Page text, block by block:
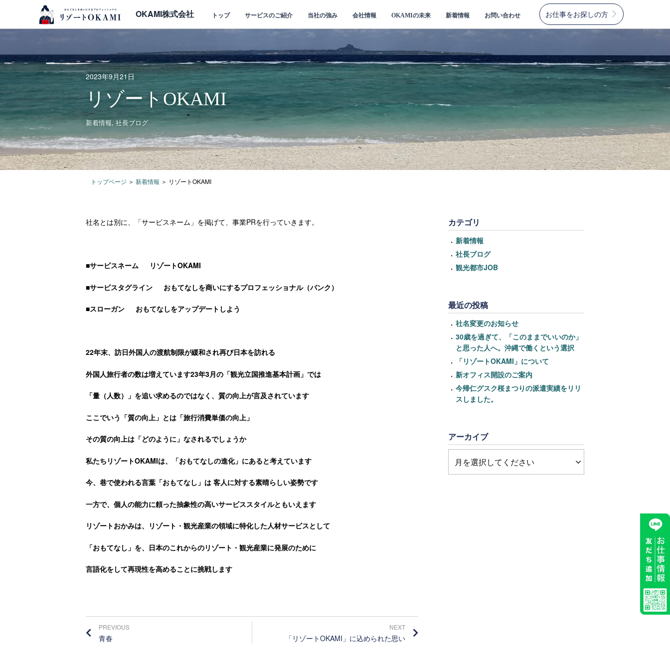
OKAMI株式会社 トップ サービスのご紹介 当社の強み 会社情報 OKAMIの未来 新着情報 お問い合わせ お仕事をお探しの方
2023年9月21日
リゾートOKAMI
新着情報,社長ブログ
トップページ ＞ 新着情報 ＞ リゾートOKAMI
社名とは別に、「サービスネーム」を掲げて、事業PRを行っていきます。
■サービスネーム リゾートOKAMI
■サービスタグライン おもてなしを商いにするプロフェッショナル（バンク）
■スローガン おもてなしをアップデートしよう
22年末、訪日外国人の渡航制限が緩和され再び日本を訪れる
外国人旅行者の数は増えています23年3月の「観光立国推進基本計画」では
「量（人数）」を追い求めるのではなく、質の向上が言及されています
ここでいう「質の向上」とは「旅行消費単価の向上」
その質の向上は「どのように」なされるでしょうか
私たちリゾートOKAMIは、「おもてなしの進化」にあると考えています
今、巷で使われる言葉「おもてなし」は 客人に対する素晴らしい姿勢です
一方で、個人の能力に頼った抽象性の高いサービススタイルともいえます
リゾートおかみは、リゾート・観光産業の領域に特化した人材サービスとして
「おもてなし」を、日本のこれからのリゾート・観光産業に発展のために
言語化をして再現性を高めることに挑戦します
PREVIOUS
青春
NEXT
「リゾートOKAMI」に込められた思い
カテゴリ
新着情報
社長ブログ
観光都市JOB
最近の投稿
社名変更のお知らせ
30歳を過ぎて、「このままでいいのか」
と思った人へ。沖縄で働くという選択
「リゾートOKAMI」について
新オフィス開設のご案内
今帰仁グスク桜まつりの派遣実績をリリ
スしました。
アーカイブ